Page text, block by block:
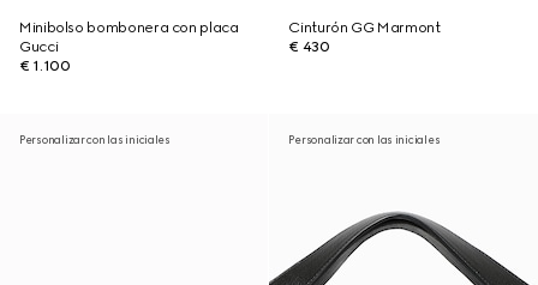
Minibolso bombonera con placa
Gucci
€ 1.100
Cinturón GG Marmont
€ 430
Personalizar con las iniciales Personalizar con las iniciales